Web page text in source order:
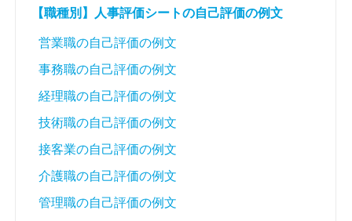
【職種別】人事評価シートの自己評価の例文
営業職の自己評価の例文
事務職の自己評価の例文
経理職の自己評価の例文
技術職の自己評価の例文
接客業の自己評価の例文
介護職の自己評価の例文
管理職の自己評価の例文